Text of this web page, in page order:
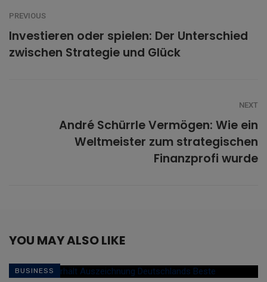
PREVIOUS
Investieren oder spielen: Der Unterschied
zwischen Strategie und Glück
NEXT
André Schürrle Vermögen: Wie ein
Weltmeister zum strategischen
Finanzprofi wurde
YOU MAY ALSO LIKE
BUSINESS